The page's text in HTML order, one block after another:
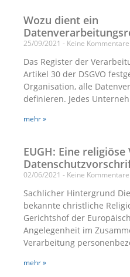
Wozu dient ein
25/09/2021 Keine Kommentare
Das Register der
Artikel 30 der DSGVO
Organisation, alle
definieren. Jedes
mehr »
EUGH: Eine
02/06/2021 Keine Kommentare
Sachlicher Hintergrund
bekannte christliche
Gerichtshof der
Angelegenheit im
Verarbeitung
mehr »